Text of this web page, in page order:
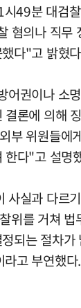
49분 대검
혐의나 직무
다"고 밝혔
어권이나 소
론에 의해
부 위원들에
한다"고 설명
사실과 다르
위를 거쳐 법
되는 절차가
고 부연했다.